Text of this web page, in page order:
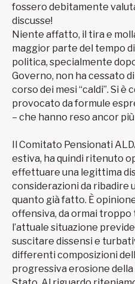
fossero debitamente
discusse!
Niente affatto, il tira e
maggior parte del tempo
politica, specialmente
Governo, non ha cessato
corso dei mesi “caldi”. Si
provocato da formule
– che hanno reso ancor
Il Comitato Pensionati
estiva, ha quindi ritenuto
effettuare una legittima
considerazioni da ribadire
quanto già fatto. È
offensiva, da ormai
l’attuale situazione
suscitare dissensi e
differenti composizioni
progressiva erosione